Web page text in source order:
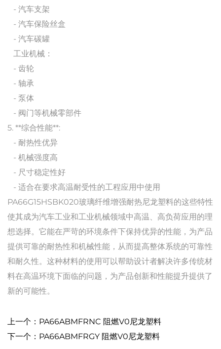
- 汽车支架
- 汽车保险丝盒
- 汽车碳罐
工业机械：
- 齿轮
- 轴承
- 泵体
- 阀门等机械零部件
5. **综合性能**:
- 耐热性优异
- 机械强度高
- 尺寸稳定性好
- 适合在要求高温耐受性的工程应用中使用
PA66G15HSBK020玻璃纤维增强耐热尼龙塑料的这些特性
使其成为汽车工业和工业机械领域中高温、高负荷应用的理
想选择。它能在严苛的环境条件下保持优异的性能，为产品
提供可靠的耐热性和机械性能，从而提高整体系统的可靠性
和耐久性。这种材料的使用可以帮助设计者解决许多传统材
料在高温环境下面临的问题，为产品创新和性能提升提供了
新的可能性。
上一个：PA66ABMFRNC 阻燃V0尼龙塑料
下一个：PA66ABMFRGY 阻燃V0尼龙塑料